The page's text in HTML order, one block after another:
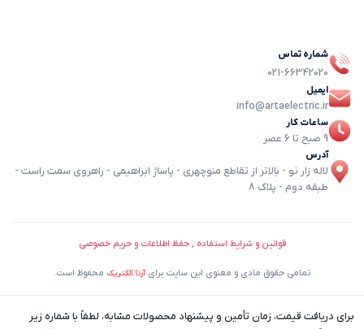
شماره تماس
021-66342020
ایمیل
info@artaelectric.ir
ساعات کار
9 صبح تا 6 عصر
آدرس
لاله زار نو - بالاتر از تقاطع منوچهری - پاساژ ابراهیمی - راهروی سمت راست -
طبقه دوم - پلاک 8
قوانین و شرایط استفاده , حفظ اطلاعات و حریم خصوصی
تمامی حقوق مادی و معنوی این سایت برای آرتا الکتریک محفوظ است.
برای دریافت قیمت، زمان تأمین و پیشنهاد محصولات مشابه، لطفاً با شماره زیر